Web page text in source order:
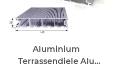
Aluminium
Terrassendiele Alu